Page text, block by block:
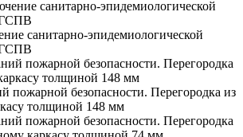
санитарно-эпидемиологической
ГСПВ
пожарной безопасности. Перегородка из
толщиной 148 мм